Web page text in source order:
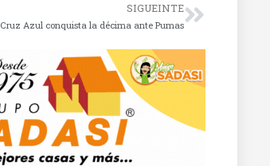
SIGUEINTE
Cruz Azul conquista la décima ante Pumas